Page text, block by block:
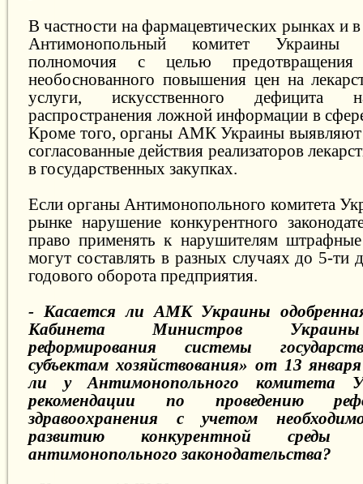
В частности на фармацевтических рынках и
Антимонопольный комитет Украины
полномочия с целью
необоснованного повышения цен на
услуги, искусственного дефицита
распространения ложной информации в
Кроме того, органы АМК Украины выявляют
согласованные действия реализаторов
в государственных закупках.
Если органы Антимонопольного комитета
рынке нарушение конкурентного
право применять к нарушителям
могут составлять в разных случаях до 5-ти
годового оборота предприятия.
- Касается ли АМК Украины
Кабинета Министров
реформирования системы
субъектам хозяйствования» от 13
ли у Антимонопольного комитета
рекомендации по проведению
здравоохранения с учетом
развитию конкурентной среды
антимонопольного законодательства?